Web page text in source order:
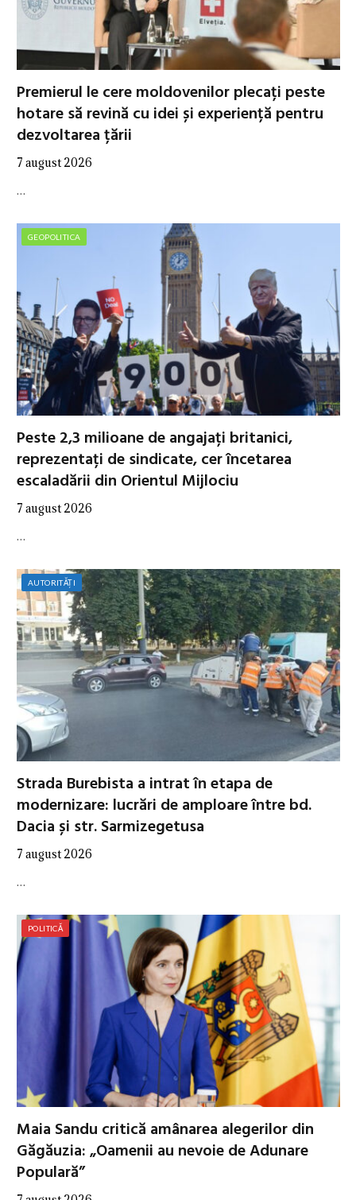
Premierul le cere moldovenilor plecați peste
hotare să revină cu idei și experiență pentru
dezvoltarea țării
7 august 2026
…
GEOPOLITICA
Peste 2,3 milioane de angajați britanici,
reprezentați de sindicate, cer încetarea
escaladării din Orientul Mijlociu
7 august 2026
…
AUTORITĂȚI
Strada Burebista a intrat în etapa de
modernizare: lucrări de amploare între bd.
Dacia și str. Sarmizegetusa
7 august 2026
…
POLITICĂ
Maia Sandu critică amânarea alegerilor din
Găgăuzia: „Oamenii au nevoie de Adunare
Populară”